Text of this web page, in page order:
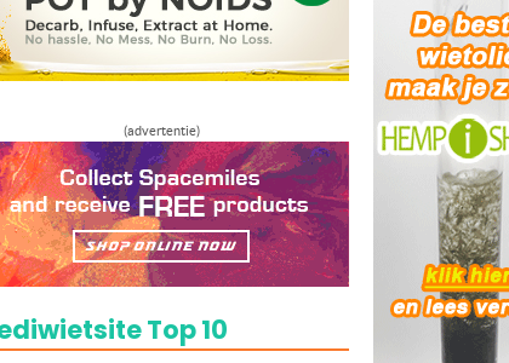
(advertentie)
Top 10